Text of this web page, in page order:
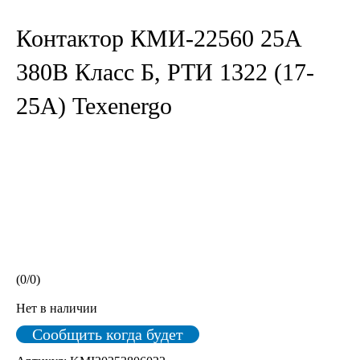
Контактор КМИ-22560 25А
380В Класс Б, РТИ 1322 (17-
25А) Texenergo
(0/0)
Нет в наличии
Сообщить когда будет